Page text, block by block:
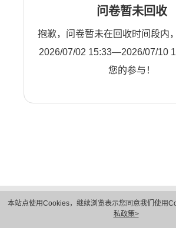
本站点使用Cookies，继续浏览表示您同意我们使用
私政策>
问卷暂未回收
抱歉，问卷暂未在回收时间段内
2026/07/02 15:33—2026/07/10
您的参与！
隐私保护
法律声明